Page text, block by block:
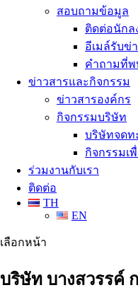
สอบถามข้อมูล
ติดต่อนัก
อีเมล์รับข่
คำถามที่พ
ข่าวสารและกิจกรรม
ข่าวสารองค์กร
กิจกรรมบริษัท
บริษัทจดท
กิจกรรมเ
ร่วมงานกับเรา
ติดต่อ
TH
EN
เลือกหน้า
บริษัท บางสวรรค์